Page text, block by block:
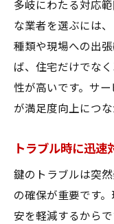
多岐にわたる対応
な業者を選ぶには
種類や現場への出
ば、住宅だけでな
性が高いです。サ
が満足度向上につな
トラブル時に迅
鍵のトラブルは突
の確保が重要です
安を軽減するから